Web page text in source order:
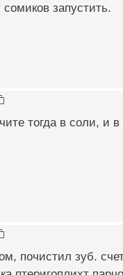
сомиков запустить.
тогда в соли, и
почистил зуб.